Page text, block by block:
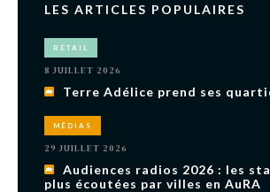
LES ARTICLES POPULAIRES
RETAIL
8 JUILLET 2026
Terre Adélice prend ses
MÉDIAS
29 JUILLET 2026
Audiences radios 2026 : les
plus écoutées par villes en AuRA